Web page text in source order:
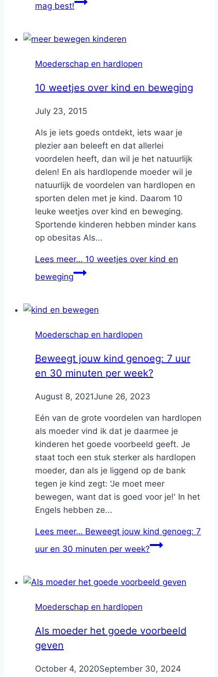
mag best!
Moederschap en hardlopen
10 weetjes over kind en beweging
ByNicole
July 23, 2015
Als je iets goeds ontdekt, iets waar je
plezier aan beleeft en dat allerlei
voordelen heeft, dan wil je het natuurlijk
delen! En als hardlopende moeder wil je
natuurlijk de voordelen van hardlopen en
sporten delen met je kind. Daarom 10
leuke weetjes over kind en beweging.
Sportende kinderen hebben minder kans
op obesitas Als...
Lees meer… 10 weetjes over kind en
beweging
Moederschap en hardlopen
Beweegt jouw kind genoeg: 7 uur
en 30 minuten per week?
ByNicole
August 8, 2021June 26, 2023
Eén van de grote voordelen van hardlopen
als moeder vind ik dat je daarmee je
kinderen het goede voorbeeld geeft. Je
staat toch een stuk sterker als hardlopen
moeder, dan als je liggend op de bank
tegen je kind zegt: 'Je moet meer
bewegen, want dat is goed voor je!' In het
Engels hebben ze...
Lees meer… Beweegt jouw kind genoeg: 7
uur en 30 minuten per week?
Moederschap en hardlopen
Als moeder het goede voorbeeld
geven
ByNicole
October 4, 2020September 30, 2024